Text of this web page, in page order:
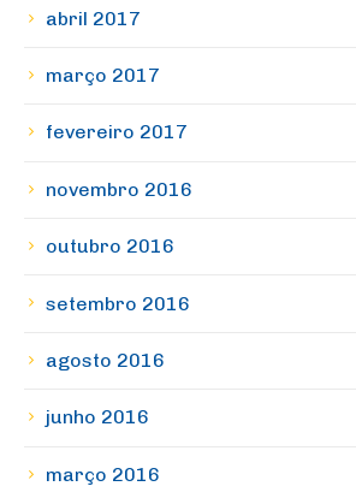
abril 2017
março 2017
fevereiro 2017
novembro 2016
outubro 2016
setembro 2016
agosto 2016
junho 2016
março 2016